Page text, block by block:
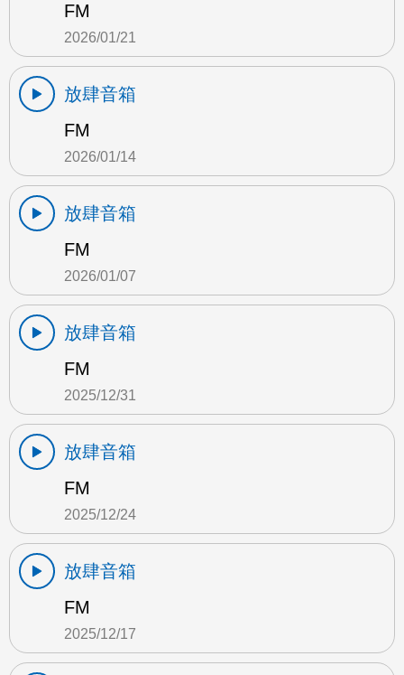
FM
2026/01/21
放肆音箱
FM
2026/01/14
放肆音箱
FM
2026/01/07
放肆音箱
FM
2025/12/31
放肆音箱
FM
2025/12/24
放肆音箱
FM
2025/12/17